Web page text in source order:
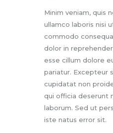
Minim veniam, quis
ullamco laboris nisi
commodo
dolor in
esse cillum dolore
pariatur. Excepteur
cupidatat non
qui officia deserunt
laborum. Sed ut
iste natus error sit.